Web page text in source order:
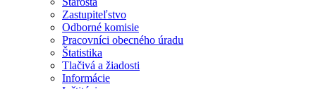
Zastupiteľstvo
Odborné komisie
Pracovníci obecného úradu
Štatistika
Tlačivá a žiadosti
Informácie